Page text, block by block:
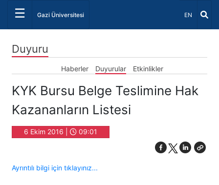
☰ Gazi Üniversitesi Dil Seçiniz
EN
Duyuru
Haberler Duyurular Etkinlikler
KYK Bursu Belge Teslimine Hak
Kazananların Listesi
6 Ekim 2016 | 09:01
Ayrıntılı bilgi için tıklayınız...